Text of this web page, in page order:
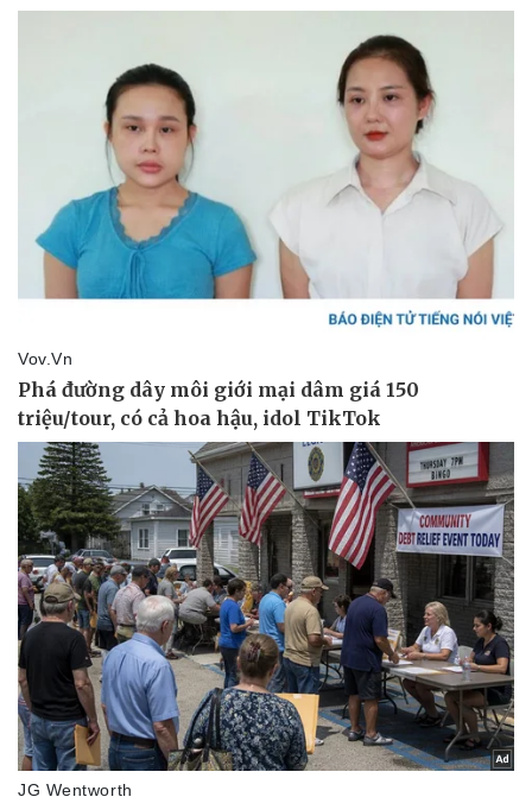
Kinh tế
Bất động sản
Khởi nghiệp
Thị trường
Giá vàng
Tiêu dùng
Tỷ giá
Chứng khoán
Giá cà phê
Khác với các nhà hàng sang trọng hay khu chợ đêm lung
linh ánh đèn ở trung tâm Pattaya, Lan Pho Na Kluea Market
là một khu chợ dân sinh lâu đời, nơi các ngư dân địa
phương trực tiếp mang “chiến lợi phẩm” từ biển khơi về tiêu
thụ mỗi ngày.